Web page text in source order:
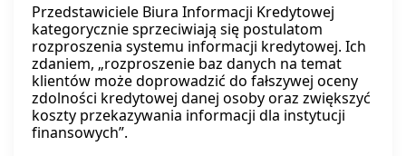
Przedstawiciele Biura Informacji Kredytowej
kategorycznie sprzeciwiają się postulatom
rozproszenia systemu informacji kredytowej. Ich
zdaniem, „rozproszenie baz danych na temat
klientów może doprowadzić do fałszywej oceny
zdolności kredytowej danej osoby oraz zwiększyć
koszty przekazywania informacji dla instytucji
finansowych”.